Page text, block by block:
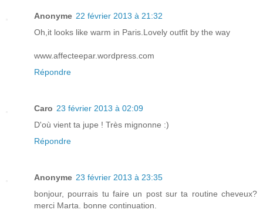
Anonyme 22 février 2013 à 21:32
Oh,it looks like warm in Paris.Lovely outfit by the way
www.affecteepar.wordpress.com
Répondre
Caro 23 février 2013 à 02:09
D'où vient ta jupe ! Très mignonne :)
Répondre
Anonyme 23 février 2013 à 23:35
bonjour, pourrais tu faire un post sur ta routine cheveux?
merci Marta. bonne continuation.